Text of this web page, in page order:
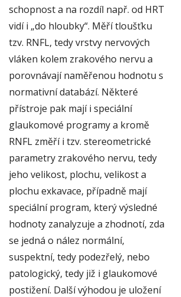
schopnost a na rozdíl např. od HRT
vidí i „do hloubky“. Měří tloušťku
tzv. RNFL, tedy vrstvy nervových
vláken kolem zrakového nervu a
porovnávají naměřenou hodnotu s
normativní databází. Některé
přístroje pak mají i speciální
glaukomové programy a kromě
RNFL změří i tzv. stereometrické
parametry zrakového nervu, tedy
jeho velikost, plochu, velikost a
plochu exkavace, případně mají
speciální program, který výsledné
hodnoty zanalyzuje a zhodnotí, zda
se jedná o nález normální,
suspektní, tedy podezřelý, nebo
patologický, tedy již i glaukomové
postižení. Další výhodou je uložení